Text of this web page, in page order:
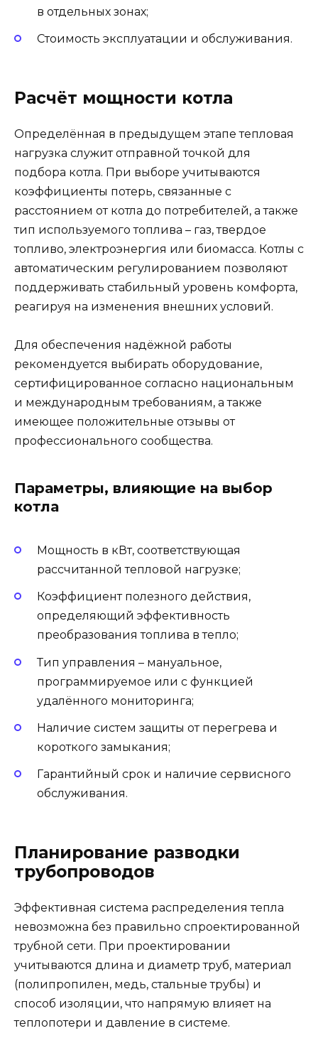
в отдельных зонах;
Стоимость эксплуатации и обслуживания.
Расчёт мощности котла
Определённая в предыдущем этапе тепловая
нагрузка служит отправной точкой для
подбора котла. При выборе учитываются
коэффициенты потерь, связанные с
расстоянием от котла до потребителей, а также
тип используемого топлива – газ, твердое
топливо, электроэнергия или биомасса. Котлы с
автоматическим регулированием позволяют
поддерживать стабильный уровень комфорта,
реагируя на изменения внешних условий.
Для обеспечения надёжной работы
рекомендуется выбирать оборудование,
сертифицированное согласно национальным
и международным требованиям, а также
имеющее положительные отзывы от
профессионального сообщества.
Параметры, влияющие на выбор
котла
Мощность в кВт, соответствующая
рассчитанной тепловой нагрузке;
Коэффициент полезного действия,
определяющий эффективность
преобразования топлива в тепло;
Тип управления – мануальное,
программируемое или с функцией
удалённого мониторинга;
Наличие систем защиты от перегрева и
короткого замыкания;
Гарантийный срок и наличие сервисного
обслуживания.
Планирование разводки
трубопроводов
Эффективная система распределения тепла
невозможна без правильно спроектированной
трубной сети. При проектировании
учитываются длина и диаметр труб, материал
(полипропилен, медь, стальные трубы) и
способ изоляции, что напрямую влияет на
теплопотери и давление в системе.